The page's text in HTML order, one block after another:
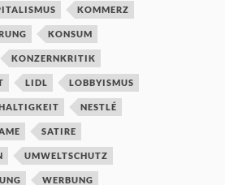
KOMMERZ
KONSUM
KONZERNKRITIK
LIDL LOBBYISMUS
NESTLÉ
SATIRE
UMWELTSCHUTZ
WERBUNG